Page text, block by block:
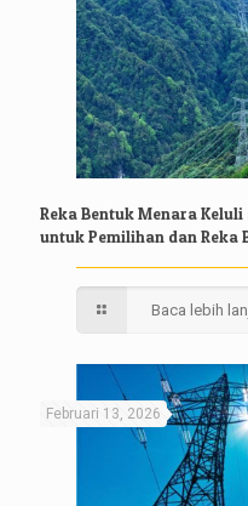
Reka Bentuk Menara
untuk Pemilihan dan Reka
Baca lebih
Februari 13, 2026